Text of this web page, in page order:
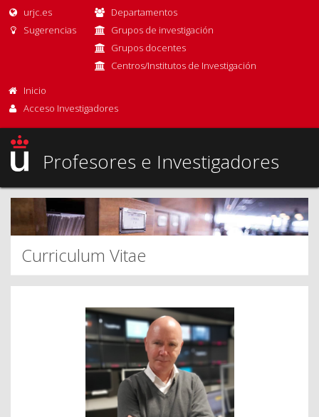
urjc.es
Sugerencias
Departamentos
Grupos de investigación
Grupos docentes
Centros/Institutos de Investigación
Inicio
Acceso Investigadores
Profesores e Investigadores
Curriculum Vitae